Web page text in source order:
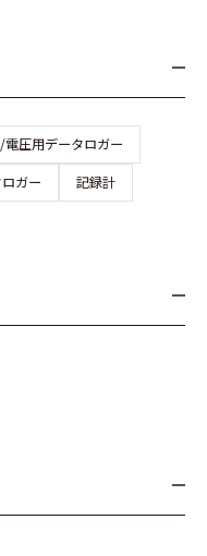
電圧用データロガー
ガー 記録計